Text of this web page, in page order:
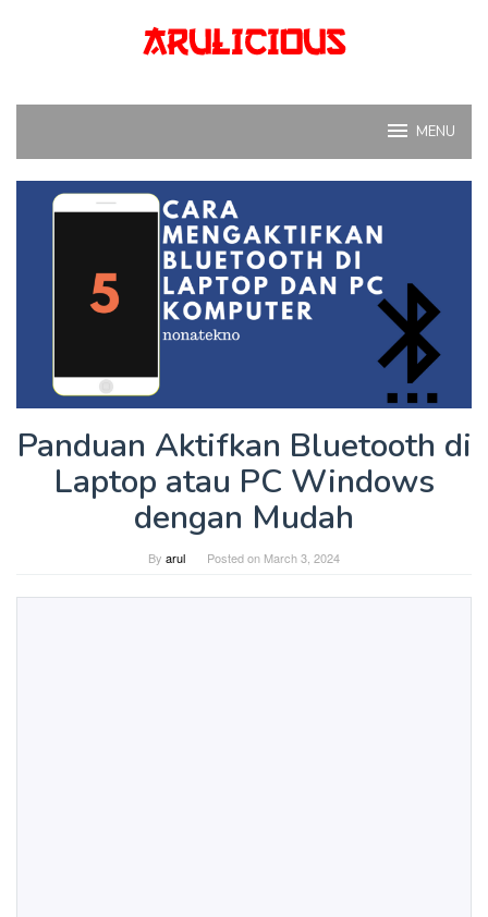
MENU
Panduan Aktifkan Bluetooth di
Laptop atau PC Windows
dengan Mudah
By arul Posted on March 3, 2024